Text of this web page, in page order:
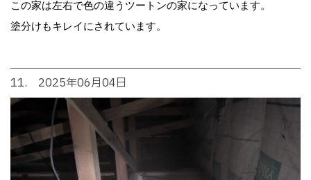
この家は左右で色の違うツートンの家になっています。
塗分けもキレイにされています。
11. 2025年06月04日